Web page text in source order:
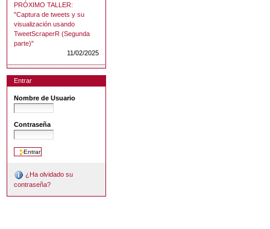
PRÓXIMO TALLER:
"Captura de tweets y su
visualización usando
TweetScraperR (Segunda
parte)"
11/02/2025
Entrar
Nombre de Usuario
Contraseña
¿Ha olvidado su
contraseña?